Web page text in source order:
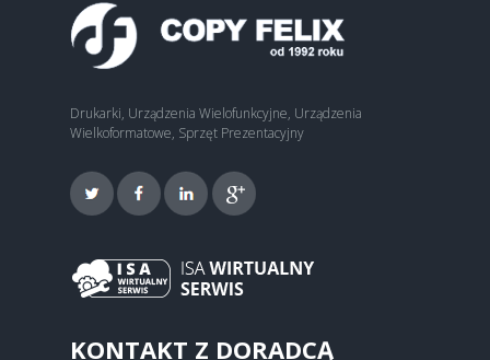
Drukarki, Urządzenia Wielofunkcyjne, Urządzenia
Wielkoformatowe, Sprzęt Prezentacyjny
KONTAKT Z DORADCĄ